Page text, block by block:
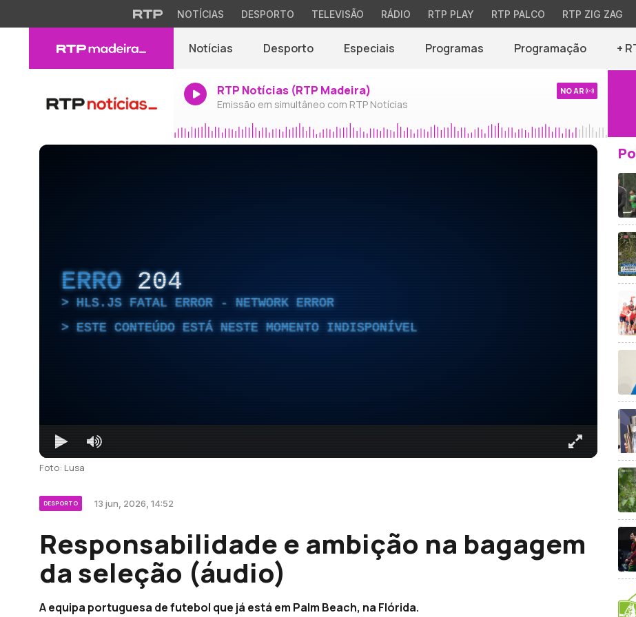
NOTÍCIAS DESPORTO TELEVISÃO RÁDIO RTP PLAY RTP PALCO RTP ZIG ZAG
Notícias Desporto Especiais Programas Programação +
RTP Notícias (RTP Madeira)
Emissão em simultâneo com RTP Notícias
NO AR
ERRO 204
HLS.JS FATAL ERROR - NETWORK ERROR
ESTE CONTEÚDO ESTÁ NESTE MOMENTO INDISPONÍVEL
Foto: Lusa
DESPORTO 13 jun, 2026, 14:52
Responsabilidade e ambição na bagagem
da seleção (áudio)
A equipa portuguesa de futebol que já está em Palm Beach, na Flórida.